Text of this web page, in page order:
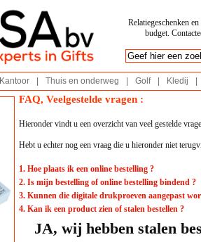
Relatiegeschenken
budget.
Kantoor Thuis en onderweg Golf Kledij
FAQ, Veelgestelde vragen :
Hieronder vindt u een overzicht van veel gestelde
Hebt u echter nog een vraag die u hieronder niet
1. Hoe plaats ik een online bestelling ?
2. Is mijn bestelling of online bestelling bindend ?
3. Kunnen die digitale drukproeven aangepast
4. Kan ik een product zien of stalen bestellen ?
JA, wij hebben stalen